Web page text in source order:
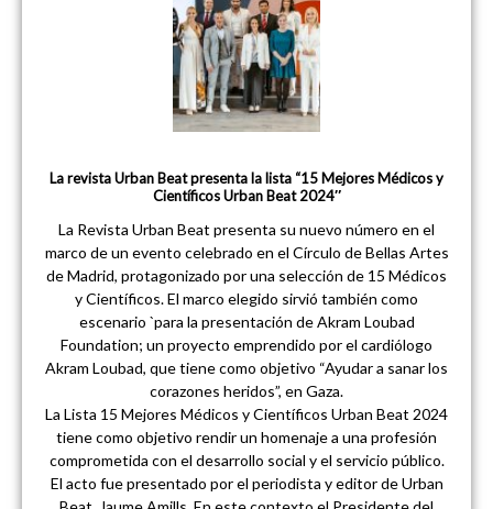
La revista Urban Beat presenta la lista “15 Mejores Médicos y
Científicos Urban Beat 2024″
La Revista Urban Beat presenta su nuevo número en el
marco de un evento celebrado en el Círculo de Bellas Artes
de Madrid, protagonizado por una selección de 15 Médicos
y Científicos. El marco elegido sirvió también como
escenario `para la presentación de Akram Loubad
Foundation; un proyecto emprendido por el cardiólogo
Akram Loubad, que tiene como objetivo “Ayudar a sanar los
corazones heridos”, en Gaza.
La Lista 15 Mejores Médicos y Científicos Urban Beat 2024
tiene como objetivo rendir un homenaje a una profesión
comprometida con el desarrollo social y el servicio público.
El acto fue presentado por el periodista y editor de Urban